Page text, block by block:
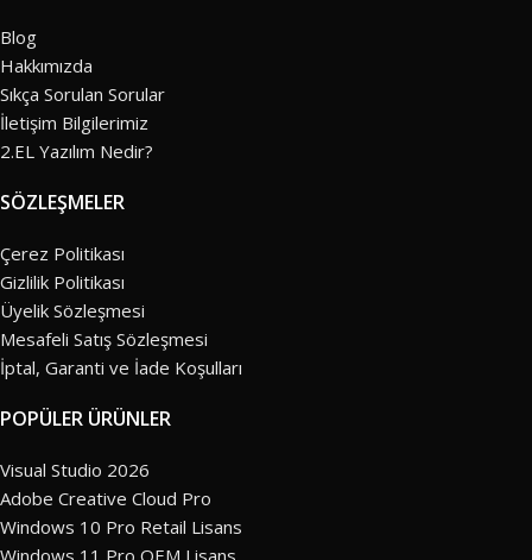
Blog
Hakkımızda
Sıkça Sorulan Sorular
İletişim Bilgilerimiz
2.EL Yazılım Nedir?
SÖZLEŞMELER
Çerez Politikası
Gizlilik Politikası
Üyelik Sözleşmesi
Mesafeli Satış Sözleşmesi
İptal, Garanti ve İade Koşulları
POPÜLER ÜRÜNLER
Visual Studio 2026
Adobe Creative Cloud Pro
Windows 10 Pro Retail Lisans
Windows 11 Pro OEM Lisans